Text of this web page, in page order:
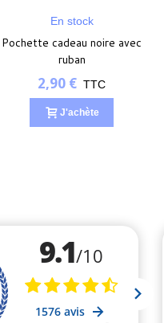
En stock
Pochette cadeau noire avec
ruban
2,90 € TTC
J'achète